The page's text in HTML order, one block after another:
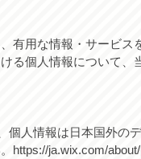
有用な情報・サービ
る個人情報について
個人情報は日本国外の
https://ja.wix.com/